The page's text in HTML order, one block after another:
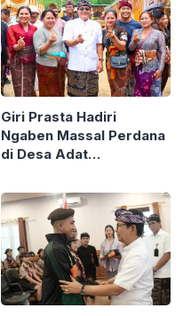
Giri Prasta Hadiri
Ngaben Massal Perdana
di Desa Adat
Serahkan Punia Puluhan
Juta